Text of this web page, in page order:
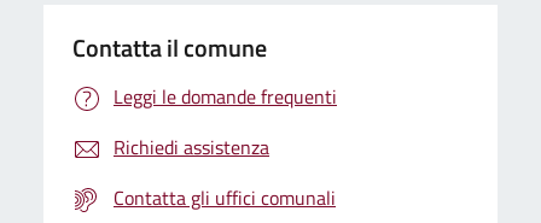
Contatta il comune
Leggi le domande frequenti
Richiedi assistenza
Contatta gli uffici comunali